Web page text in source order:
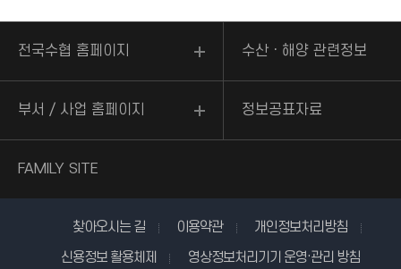
전국수협 홈페이지 수산ㆍ해양 관련정보
부서 / 사업 홈페이지 정보공표자료
FAMILY SITE
찾아오시는 길 이용약관
개인정보처리방침
신용정보 활용체제
영상정보처리기기 운영·관리 방침